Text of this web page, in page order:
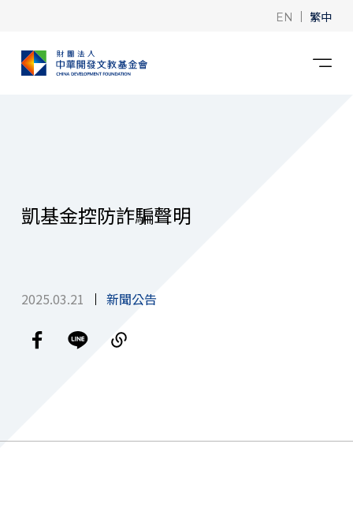
EN | 繁中
凱基金控防詐騙聲明
2025.03.21 新聞公告